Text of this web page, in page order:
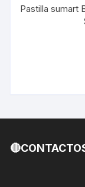
Pastilla sumart